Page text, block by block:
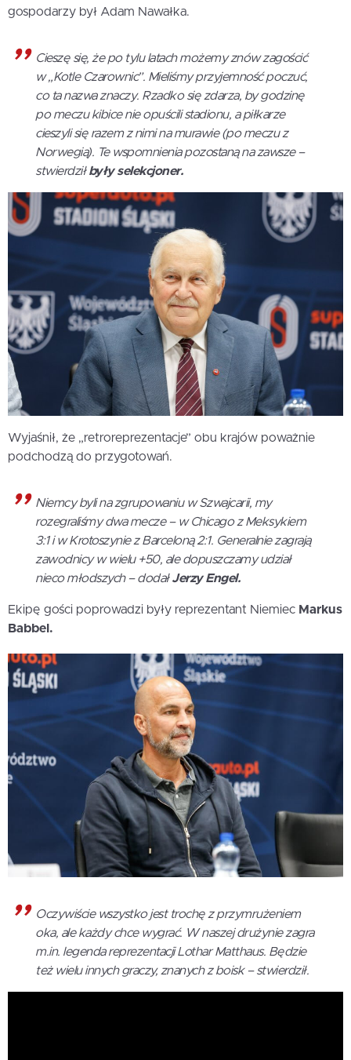
gospodarzy był Adam Nawałka.
Cieszę się, że po tylu latach możemy znów zagościć
w „Kotle Czarownic”. Mieliśmy przyjemność poczuć,
co ta nazwa znaczy. Rzadko się zdarza, by godzinę
po meczu kibice nie opuścili stadionu, a piłkarze
cieszyli się razem z nimi na murawie (po meczu z
Norwegią). Te wspomnienia pozostaną na zawsze –
stwierdziłbyły selekcjoner.
Wyjaśnił, że „retroreprezentacje” obu krajów poważnie
podchodzą do przygotowań.
Niemcy byli na zgrupowaniu w Szwajcarii, my
rozegraliśmy dwa mecze – w Chicago z Meksykiem
3:1 i w Krotoszynie z Barceloną 2:1. Generalnie zagrają
zawodnicy w wielu +50, ale dopuszczamy udział
nieco młodszych – dodałJerzy Engel.
Ekipę gości poprowadzi były reprezentant Niemiec Markus
Babbel.
Oczywiście wszystko jest trochę z przymrużeniem
oka, ale każdy chce wygrać. W naszej drużynie zagra
m.in. legenda reprezentacji Lothar Matthaus. Będzie
też wielu innych graczy, znanych z boisk – stwierdził.